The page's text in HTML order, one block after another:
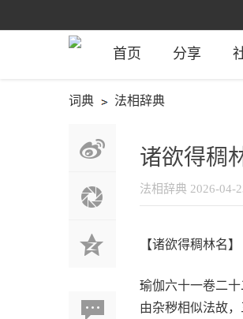
首页 分享
词典 法相辞典
诸欲得稠
法相辞典 2026-04-
【诸欲得稠林名】
瑜伽六十一卷二
由杂秽相似法故